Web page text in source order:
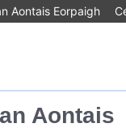
Aontais Eorpaigh
Aontais